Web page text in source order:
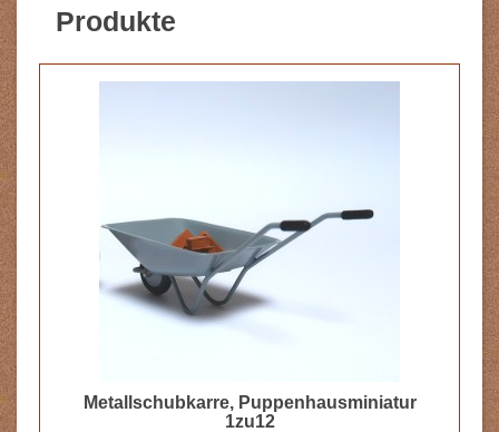
Produkte
Metallschubkarre, Puppenhausminiatur
1zu12